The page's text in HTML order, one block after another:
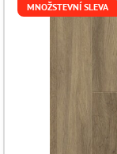
MNOŽSTEVNÍ SLEVA